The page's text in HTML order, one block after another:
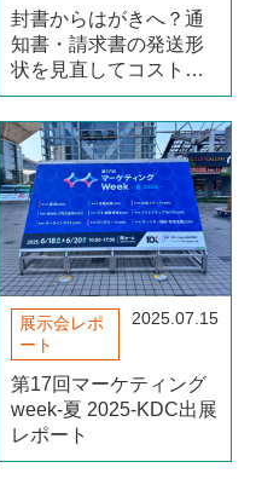
封書からはがきへ？通
知書・請求書の発送形
状を見直してコスト削
減する方法
展示会レポ
ート
2025.07.15
第17回マーケティング
week-夏 2025-KDC出展
レポート